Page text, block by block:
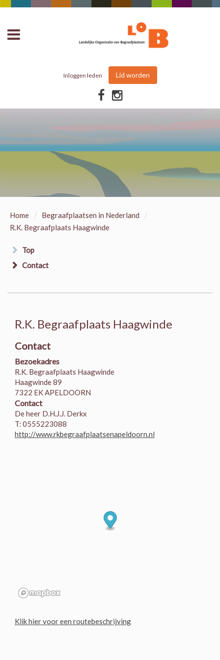
Inloggen leden Lid worden
Home / Begraafplaatsen in Nederland /
R.K. Begraafplaats Haagwinde
Top
Contact
R.K. Begraafplaats Haagwinde
Contact
Bezoekadres
R.K. Begraafplaats Haagwinde
Haagwinde 89
7322 EK APELDOORN
Contact
De heer D.H.J.J. Derkx
T: 0555223088
http://www.rkbegraafplaatsenapeldoorn.nl
Klik hier voor een routebeschrijving